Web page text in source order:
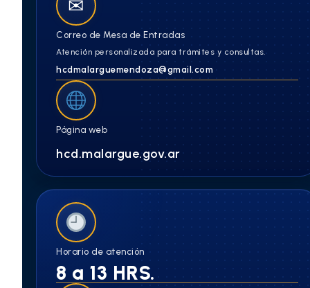
✉
Correo de Mesa de Entradas
Atención personalizada para trámites y consultas.
hcdmalarguemendoza@gmail.com
Página web
hcd.malargue.gov.ar
Horario de atención
8 a 13 HRS.